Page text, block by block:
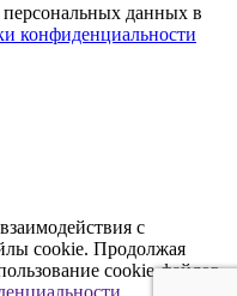
персональных данных в
конфиденциальности
с
cookie. Продолжая
cookie-файлов